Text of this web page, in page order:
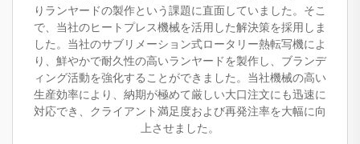
りランヤードの製作という課題に直面していました。そこ
で、当社のヒートプレス機械を活用した解決策を採用しま
した。当社のサブリメーション式ロータリー熱転写機によ
り、鮮やかで耐久性の高いランヤードを製作し、ブランデ
ィング活動を強化することができました。当社機械の高い
生産効率により、納期が極めて厳しい大口注文にも迅速に
対応でき、クライアント満足度および再発注率を大幅に向
上させました。